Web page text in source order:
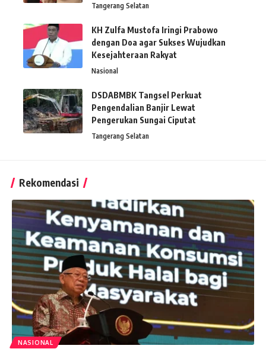
Tangerang Selatan
KH Zulfa Mustofa Iringi Prabowo
dengan Doa agar Sukses Wujudkan
Kesejahteraan Rakyat
Nasional
DSDABMBK Tangsel Perkuat
Pengendalian Banjir Lewat
Pengerukan Sungai Ciputat
Tangerang Selatan
Rekomendasi
NASIONAL